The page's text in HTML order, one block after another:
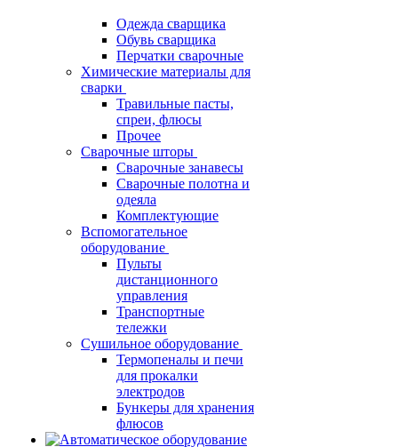
Одежда сварщика
Обувь сварщика
Перчатки сварочные
Химические материалы для
сварки
Травильные пасты,
спреи, флюсы
Прочее
Сварочные шторы
Сварочные занавесы
Сварочные полотна и
одеяла
Комплектующие
Вспомогательное
оборудование
Пульты
дистанционного
управления
Транспортные
тележки
Сушильное оборудование
Термопеналы и печи
для прокалки
электродов
Бункеры для хранения
флюсов